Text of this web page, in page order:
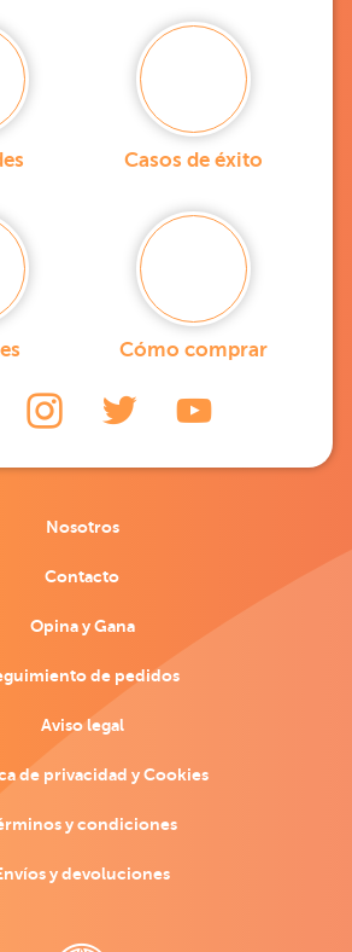
Casos de éxito
Cómo comprar
Nosotros
Contacto
Opina y Gana
de pedidos
Aviso legal
de privacidad y Cookies
y condiciones
y devoluciones